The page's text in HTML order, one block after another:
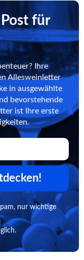
für
Ihre
Allesweinletter
in ausgewählte
bevorstehende
ist Ihre erste
nur wichtige